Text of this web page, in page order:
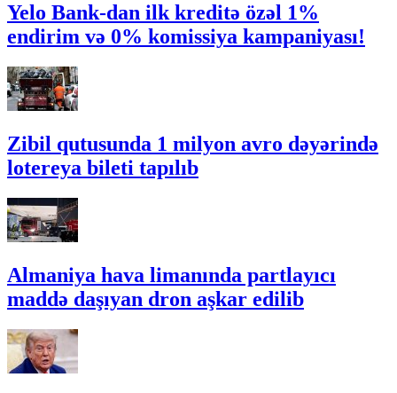
Yelo Bank-dan ilk kreditə özəl 1%
endirim və 0% komissiya kampaniyası!
Zibil qutusunda 1 milyon avro dəyərində
lotereya bileti tapılıb
Almaniya hava limanında partlayıcı
maddə daşıyan dron aşkar edilib